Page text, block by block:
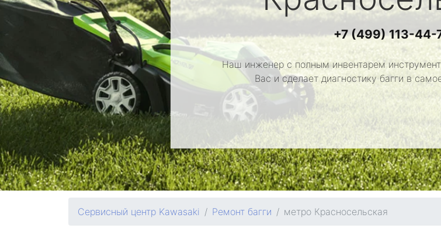
+7 (499) 113-44-
Наш инженер с полным инвентарем
Вас и сделает диагностику багги в
Сервисный центр Kawasaki Ремонт багги метро Красносельская